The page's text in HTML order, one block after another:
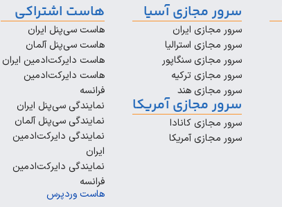
سرور مجازی آسیا
سرور مجازی ایران
سرور مجازی استرالیا
سرور مجازی سنگاپور
سرور مجازی ترکیه
سرور مجازی هند
سرور مجازی آمریکا
سرور مجازی کانادا
سرور مجازی آمریکا
هاست اشتراکی
هاست سی‌پنل ایران
هاست سی‌پنل آلمان
هاست دایرکت‌ادمین ایران
هاست دایرکت‌ادمین
فرانسه
نمایندگی سی‌پنل ایران
نمایندگی سی‌پنل آلمان
نمایندگی دایرکت‌ادمین
ایران
نمایندگی دایرکت‌ادمین
فرانسه
هاست وردپرس